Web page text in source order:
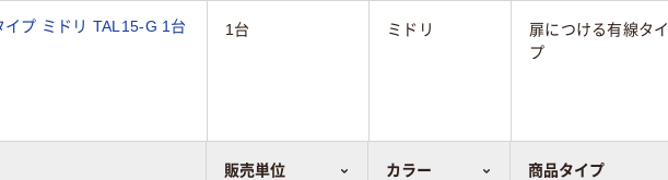
販売単位 カラー 商品タイプ
プ ミドリ TAL15-G 1台
1台 ミドリ
扉につける有線タイ
プ